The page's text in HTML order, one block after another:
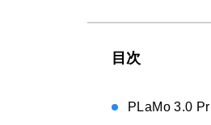
目次
PLaMo 3.0